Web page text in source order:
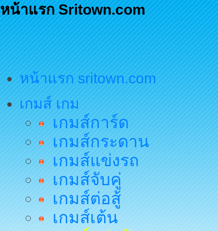
หน้าแรก Sritown.com
หน้าแรก sritown.com
เกมส์ เกม
เกมส์การ์ด
เกมส์กระดาน
เกมส์แข่งรถ
เกมส์จับคู่
เกมส์ต่อสู้
เกมส์เต้น